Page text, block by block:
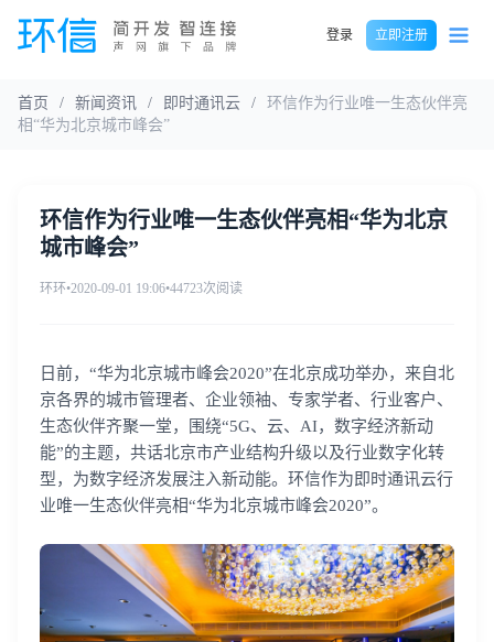
登录 立即注册
首页 / 新闻资讯 / 即时通讯云 /
环信作为行业唯一生态伙伴亮
相“华为北京城市峰会”
环信作为行业唯一生态伙伴亮相“华为北京
城市峰会”
环环•2020-09-01 19:06•44723次阅读
日前，“华为北京城市峰会2020”在北京成功举办，来自北
京各界的城市管理者、企业领袖、专家学者、行业客户、
生态伙伴齐聚一堂，围绕“5G、云、AI，数字经济新动
能”的主题，共话北京市产业结构升级以及行业数字化转
型，为数字经济发展注入新动能。环信作为即时通讯云行
业唯一生态伙伴亮相“华为北京城市峰会2020”。